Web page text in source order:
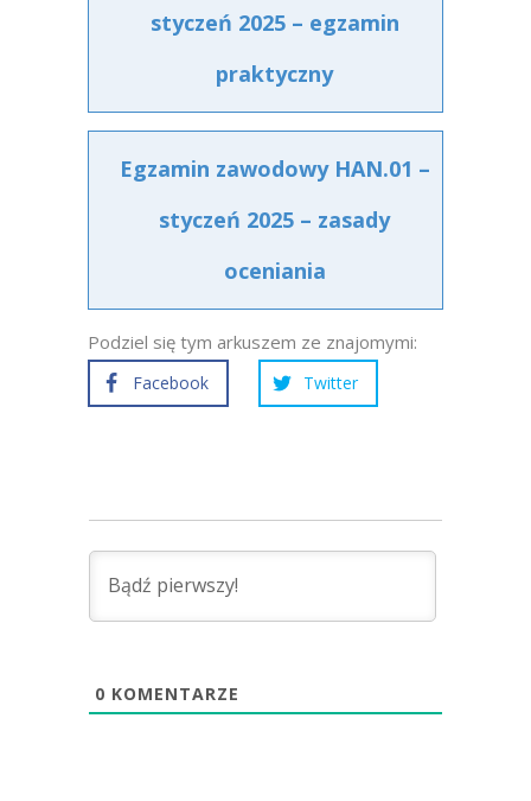
styczeń 2025 – egzamin
praktyczny
Egzamin zawodowy HAN.01 –
styczeń 2025 – zasady
oceniania
Podziel się tym arkuszem ze znajomymi:
Facebook Twitter
0 KOMENTARZE